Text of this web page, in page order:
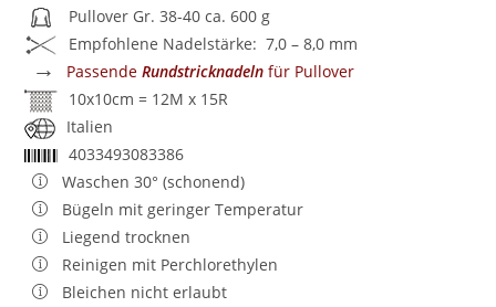
Pullover Gr. 38-40 ca. 600 g
Empfohlene Nadelstärke: 7,0 – 8,0 mm
→ PassendeRundstricknadeln für Pullover
10x10cm = 12M x 15R
Italien
4033493083386
Waschen 30° (schonend)
Bügeln mit geringer Temperatur
Liegend trocknen
Reinigen mit Perchlorethylen
Bleichen nicht erlaubt